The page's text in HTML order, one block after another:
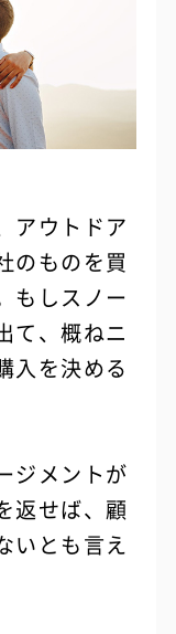
アウトドア
のものを買
もしスノー
て、概ねニ
入を決める
ジメントが
返せば、顧
いとも言え